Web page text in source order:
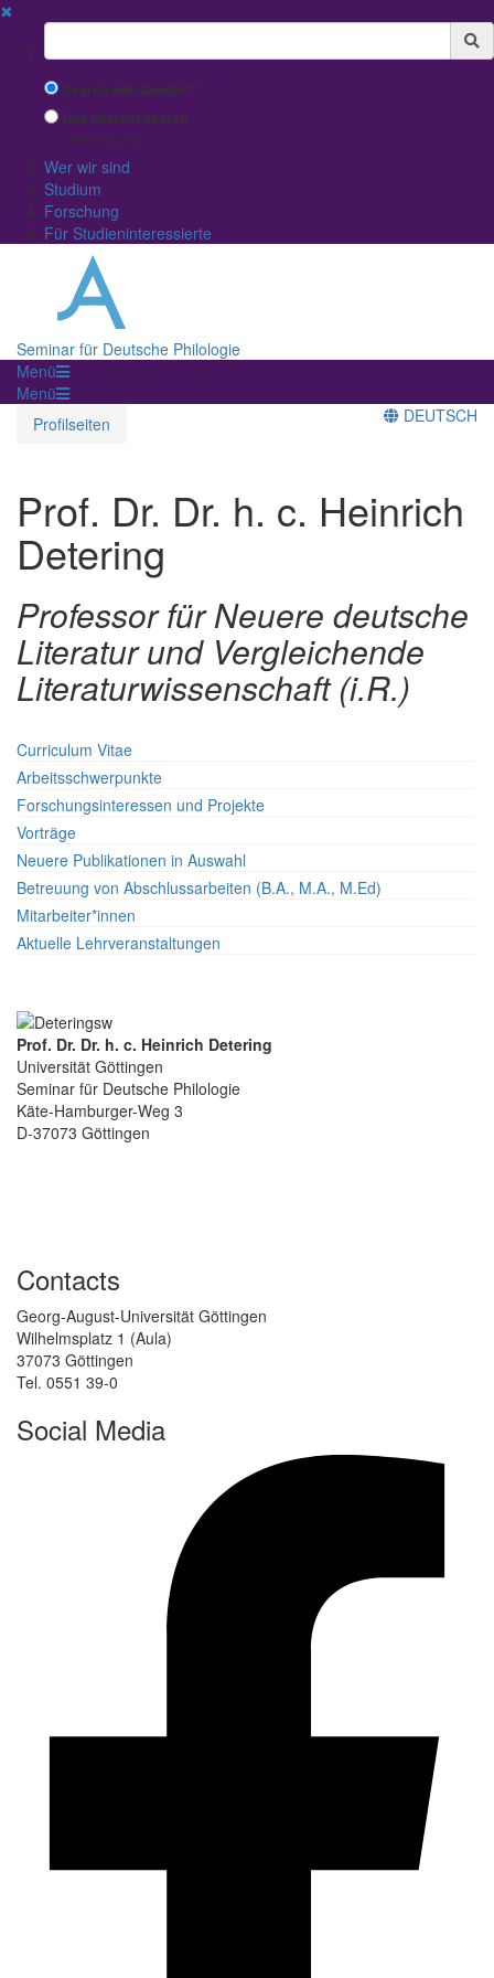
✖
Suchbegriff
Search with Google™
Use Internal Search
(limited result quality)
Wer wir sind
Studium
Forschung
Für Studieninteressierte
Seminar für Deutsche Philologie
Menü
Menü
Profilseiten
DEUTSCH
Prof. Dr. Dr. h. c. Heinrich
Detering
Professor für Neuere deutsche
Literatur und Vergleichende
Literaturwissenschaft (i.R.)
Curriculum Vitae
Arbeitsschwerpunkte
Forschungsinteressen und Projekte
Vorträge
Neuere Publikationen in Auswahl
Betreuung von Abschlussarbeiten (B.A., M.A., M.Ed)
Mitarbeiter*innen
Aktuelle Lehrveranstaltungen
Prof. Dr. Dr. h. c. Heinrich Detering
Universität Göttingen
Seminar für Deutsche Philologie
Käte-Hamburger-Weg 3
D-37073 Göttingen
Contacts
Georg-August-Universität Göttingen
Wilhelmsplatz 1 (Aula)
37073 Göttingen
Tel. 0551 39-0
Social Media